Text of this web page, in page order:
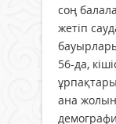
соң
жетіп
56-да,
ана жолын